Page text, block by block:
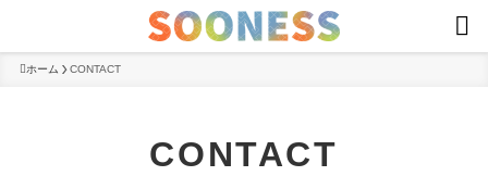
ホーム CONTACT
CONTACT